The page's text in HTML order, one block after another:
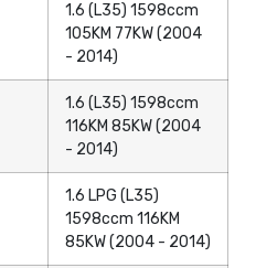
1.6 (L35) 1598ccm
105KM 77KW (2004
- 2014)
1.6 (L35) 1598ccm
116KM 85KW (2004
- 2014)
1.6 LPG (L35)
1598ccm 116KM
85KW (2004 - 2014)